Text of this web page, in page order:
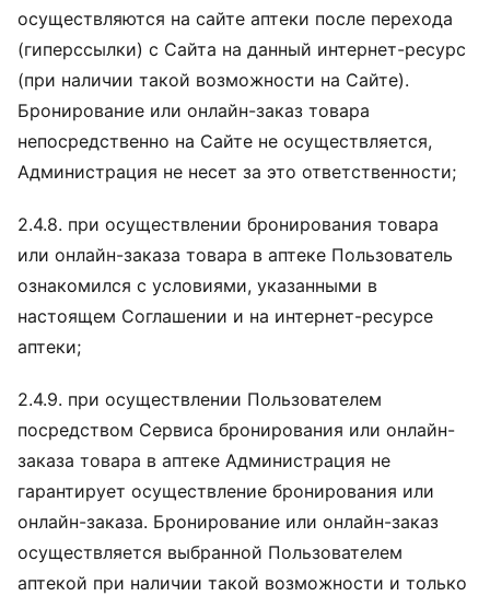
осуществляются на сайте аптеки после перехода
(гиперссылки) с Сайта на данный интернет-ресурс
(при наличии такой возможности на Сайте).
Бронирование или онлайн-заказ товара
непосредственно на Сайте не осуществляется,
Администрация не несет за это ответственности;
2.4.8. при осуществлении бронирования товара
или онлайн-заказа товара в аптеке Пользователь
ознакомился с условиями, указанными в
настоящем Соглашении и на интернет-ресурсе
аптеки;
2.4.9. при осуществлении Пользователем
посредством Сервиса бронирования или онлайн-
заказа товара в аптеке Администрация не
гарантирует осуществление бронирования или
онлайн-заказа. Бронирование или онлайн-заказ
осуществляется выбранной Пользователем
аптекой при наличии такой возможности и только